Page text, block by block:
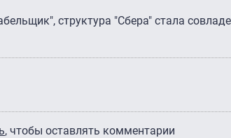
структура "Сбера" стала
, чтобы оставлять комментарии